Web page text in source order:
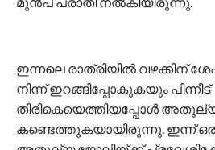
ഇന്നലെ രാത്രിയിൽ വഴക്കിന്
നിന്ന് ഇറങ്ങിപ്പോകുകയും പിന്നീട്
തിരികെയെത്തിയപ്പോൾ
കണ്ടെത്തുകയായിരുന്നു. ഇന്ന്